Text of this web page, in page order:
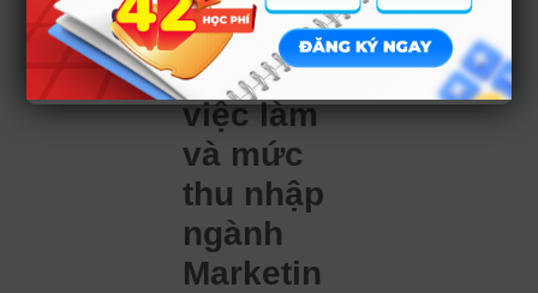
điểm.
Cơ hội
việc làm
và mức
thu nhập
ngành
Marketin